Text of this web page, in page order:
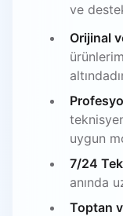
ve
Orijinal
uygun
7/24
anında
Toptan